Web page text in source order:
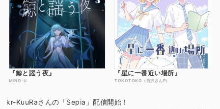
『鯨と謡う夜』
MINO-U
『星に一番近い場所』
TOKOTOKO（西沢さんP）
kr-KuuRaさんの「Sepia」配信開始！